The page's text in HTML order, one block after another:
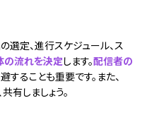
定、進行スケジュール、ス
の流れを決定します。配信者の
することも重要です。また、
有しましょう。